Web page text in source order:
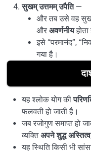
सुखम् उत्तमम् उपैति—
और तब उसे वह सुख
और अवर्णनीयहोता
इसे “परमानंद”,
गया है।
यह श्लोक योग की
फलवती हो जाती है।
जब रजोगुण समाप्त हो
व्यक्तिअपने शुद्ध अस्तित्व
यह स्थिति किसी भी